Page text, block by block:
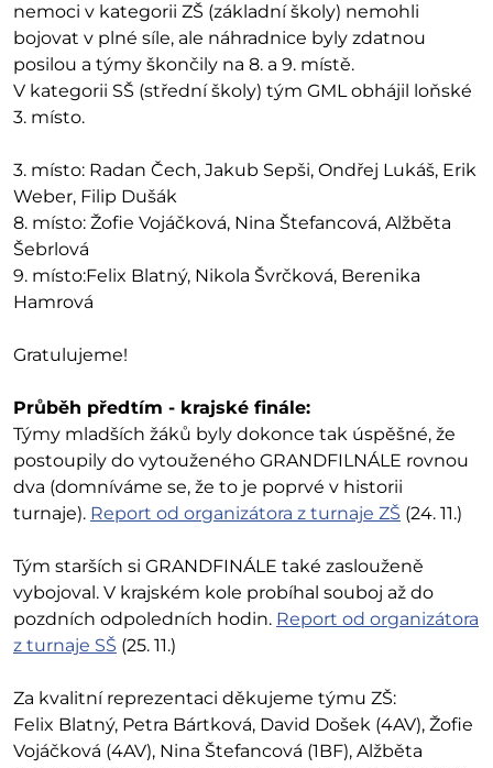
nemoci v kategorii ZŠ (základní školy) nemohli
bojovat v plné síle, ale náhradnice byly zdatnou
posilou a týmy škončily na 8. a 9. místě.
V kategorii SŠ (střední školy) tým GML obhájil loňské
3. místo.
3. místo: Radan Čech, Jakub Sepši, Ondřej Lukáš, Erik
Weber, Filip Dušák
8. místo: Žofie Vojáčková, Nina Štefancová, Alžběta
Šebrlová
9. místo:Felix Blatný, Nikola Švrčková, Berenika
Hamrová
Gratulujeme!
Průběh předtím - krajské finále:
Týmy mladších žáků byly dokonce tak úspěšné, že
postoupily do vytouženého GRANDFILNÁLE rovnou
dva (domníváme se, že to je poprvé v historii
turnaje). Report od organizátora z turnaje ZŠ (24. 11.)
Tým starších si GRANDFINÁLE také zaslouženě
vybojoval. V krajském kole probíhal souboj až do
pozdních odpoledních hodin. Report od organizátora
z turnaje SŠ (25. 11.)
Za kvalitní reprezentaci děkujeme týmu ZŠ:
Felix Blatný, Petra Bártková, David Došek (4AV), Žofie
Vojáčková (4AV), Nina Štefancová (1BF), Alžběta